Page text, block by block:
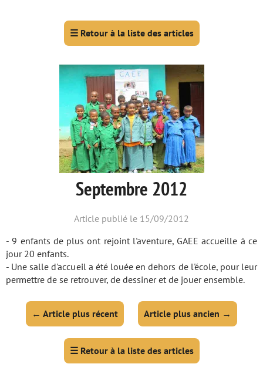
☰ Retour à la liste des articles
Septembre 2012
Article publié le 15/09/2012
- 9 enfants de plus ont rejoint l'aventure, GAEE accueille à ce
jour 20 enfants.
- Une salle d'accueil a été louée en dehors de l'école, pour leur
permettre de se retrouver, de dessiner et de jouer ensemble.
← Article plus récent Article plus ancien →
☰ Retour à la liste des articles